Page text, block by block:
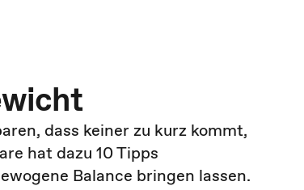
dass keiner zu kurz kommt,
hat dazu 10 Tipps
Balance bringen lassen.